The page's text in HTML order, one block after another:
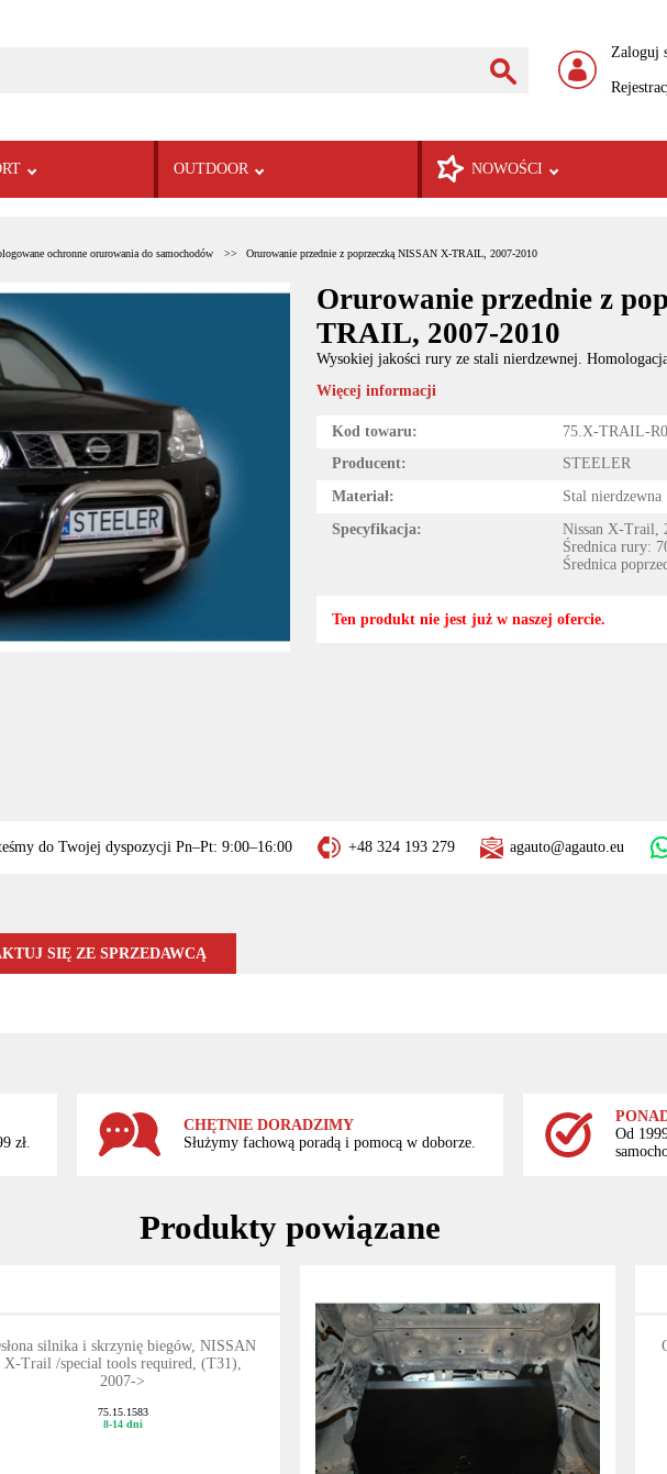
Zaloguj
OUTDOOR NOWOŚCI
ochronne orurowania do samochodów Orurowanie przednie z poprzeczką NISSAN X-TRAIL, 2007-2010
Orurowanie przednie z
TRAIL, 2007-2010
Wysokiej jakości rury ze stali nierdzewnej.
Więcej informacji
Kod towaru:
75.X-TRAIL-
Producent:
STEELER
Materiał:
Stal nierdzewna
Specyfikacja:
Nissan X-Trail,
Średnica rury:
Średnica
Ten produkt nie jest już w naszej ofercie.
do Twojej dyspozycji Pn–Pt: 9:00–16:00 +48 324 193 279 agauto@agauto.eu
SIĘ ZE SPRZEDAWCĄ
zł.
CHĘTNIE DORADZIMY
Służymy fachową poradą i pomocą w doborze.
Od
Produkty powiązane
silnika i skrzynię biegów, NISSAN
X-Trail /special tools required, (T31),
2007->
75.15.1583
8-14 dni